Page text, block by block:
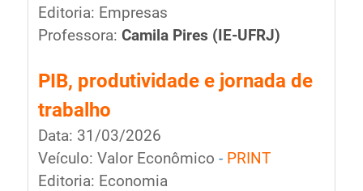
Editoria: Empresas
Professora: Camila Pires (IE-UFRJ)
PIB, produtividade e jornada de
trabalho
Data: 31/03/2026
Veículo: Valor Econômico - PRINT
Editoria: Economia